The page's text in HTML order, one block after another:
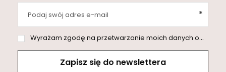
Podaj swój adres e-mail
Wyrażam zgodę na przetwarzanie moich danych osobowych (adres e-mail) na potrzeby wysyłki newslettera z informacją handlową (marketing). Więcej w
Zapisz się do newslettera